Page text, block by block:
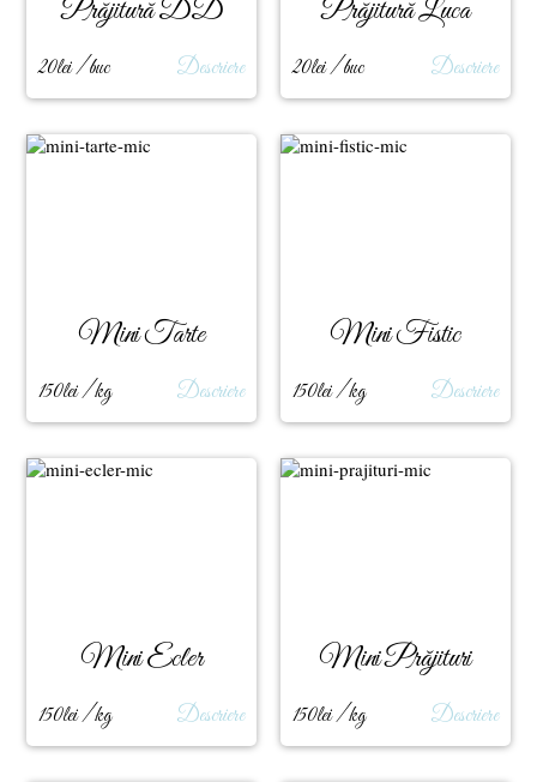
Prăjitură DD
20lei / buc Descriere
Prăjitură Luca
20lei / buc Descriere
Mini Tarte
150lei / kg Descriere
Mini Fistic
150lei / kg Descriere
Mini Ecler
150lei / kg Descriere
Mini Prăjituri
150lei / kg Descriere